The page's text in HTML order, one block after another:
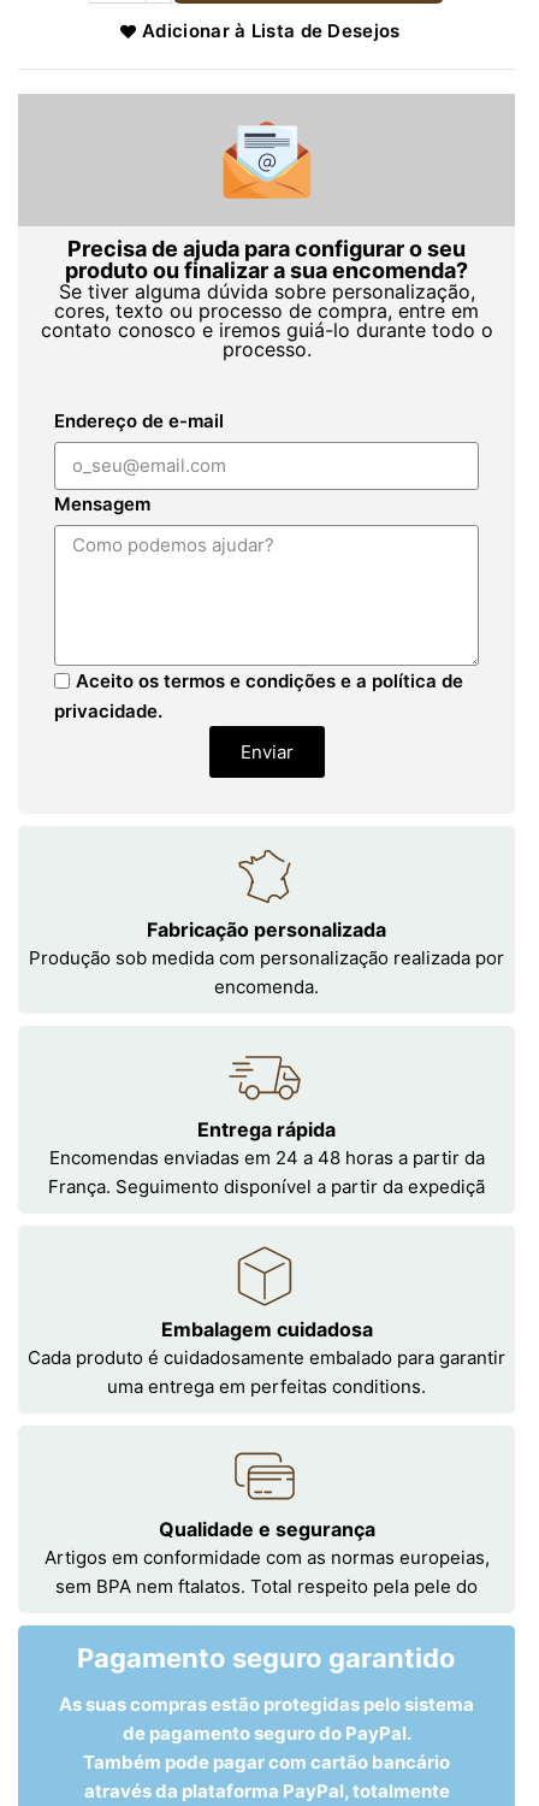
Adicionar à Lista de Desejos
Precisa de ajuda para configurar o seu
produto ou finalizar a sua encomenda?
Se tiver alguma dúvida sobre personalização,
cores, texto ou processo de compra, entre em
contato conosco e iremos guiá-lo durante todo o
processo.
Endereço de e-mail
Mensagem
Aceito os termos e condições e a política de
privacidade.
Enviar
Fabricação personalizada
Produção sob medida com personalização realizada por
encomenda.
Entrega rápida
Encomendas enviadas em 24 a 48 horas a partir da
França. Seguimento disponível a partir da expediçã
Embalagem cuidadosa
Cada produto é cuidadosamente embalado para garantir
uma entrega em perfeitas conditions.
Qualidade e segurança
Artigos em conformidade com as normas europeias,
sem BPA nem ftalatos. Total respeito pela pele do
Pagamento seguro garantido
As suas compras estão protegidas pelo sistema
de pagamento seguro do PayPal.
Também pode pagar com cartão bancário
através da plataforma PayPal, totalmente